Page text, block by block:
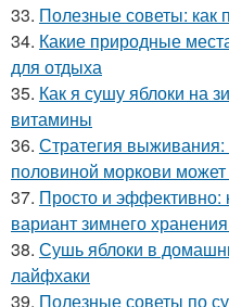
33. Полезные советы: как
34. Какие природные
для отдыха
35. Как я сушу яблоки на
витамины
36. Стратегия
половиной моркови
37. Просто и эффективно:
вариант зимнего
38. Сушь яблоки в
лайфхаки
39. Полезные советы по